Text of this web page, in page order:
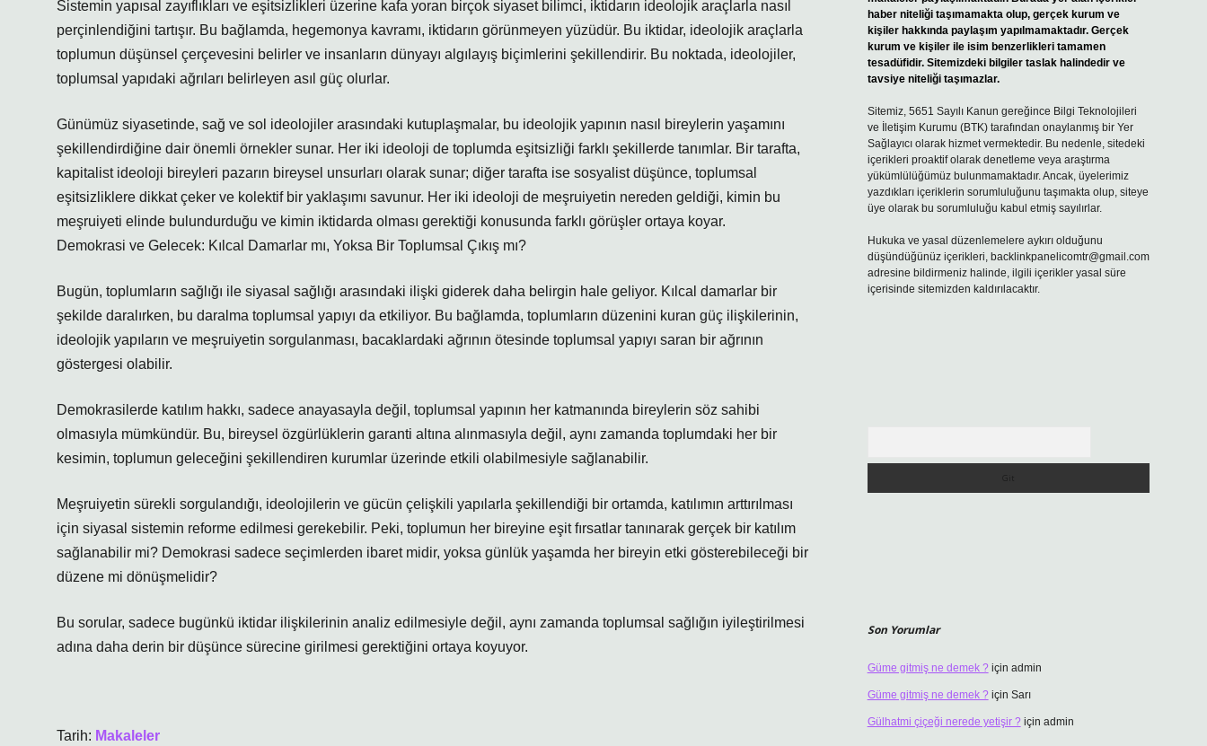
Sistemin yapısal zayıflıkları ve eşitsizlikleri üzerine kafa yoran birçok siyaset bilimci, iktidarın ideolojik araçlarla nasıl
perçinlendiğini tartışır. Bu bağlamda, hegemonya kavramı, iktidarın görünmeyen yüzüdür. Bu iktidar, ideolojik araçlarla
toplumun düşünsel çerçevesini belirler ve insanların dünyayı algılayış biçimlerini şekillendirir. Bu noktada, ideolojiler,
toplumsal yapıdaki ağrıları belirleyen asıl güç olurlar.
Günümüz siyasetinde, sağ ve sol ideolojiler arasındaki kutuplaşmalar, bu ideolojik yapının nasıl bireylerin yaşamını
şekillendirdiğine dair önemli örnekler sunar. Her iki ideoloji de toplumda eşitsizliği farklı şekillerde tanımlar. Bir tarafta,
kapitalist ideoloji bireyleri pazarın bireysel unsurları olarak sunar; diğer tarafta ise sosyalist düşünce, toplumsal
eşitsizliklere dikkat çeker ve kolektif bir yaklaşımı savunur. Her iki ideoloji de meşruiyetin nereden geldiği, kimin bu
meşruiyeti elinde bulundurduğu ve kimin iktidarda olması gerektiği konusunda farklı görüşler ortaya koyar.
Demokrasi ve Gelecek: Kılcal Damarlar mı, Yoksa Bir Toplumsal Çıkış mı?
Bugün, toplumların sağlığı ile siyasal sağlığı arasındaki ilişki giderek daha belirgin hale geliyor. Kılcal damarlar bir
şekilde daralırken, bu daralma toplumsal yapıyı da etkiliyor. Bu bağlamda, toplumların düzenini kuran güç ilişkilerinin,
ideolojik yapıların ve meşruiyetin sorgulanması, bacaklardaki ağrının ötesinde toplumsal yapıyı saran bir ağrının
göstergesi olabilir.
Demokrasilerde katılım hakkı, sadece anayasayla değil, toplumsal yapının her katmanında bireylerin söz sahibi
olmasıyla mümkündür. Bu, bireysel özgürlüklerin garanti altına alınmasıyla değil, aynı zamanda toplumdaki her bir
kesimin, toplumun geleceğini şekillendiren kurumlar üzerinde etkili olabilmesiyle sağlanabilir.
Meşruiyetin sürekli sorgulandığı, ideolojilerin ve gücün çelişkili yapılarla şekillendiği bir ortamda, katılımın arttırılması
için siyasal sistemin reforme edilmesi gerekebilir. Peki, toplumun her bireyine eşit fırsatlar tanınarak gerçek bir katılım
sağlanabilir mi? Demokrasi sadece seçimlerden ibaret midir, yoksa günlük yaşamda her bireyin etki gösterebileceği bir
düzene mi dönüşmelidir?
Bu sorular, sadece bugünkü iktidar ilişkilerinin analiz edilmesiyle değil, aynı zamanda toplumsal sağlığın iyileştirilmesi
adına daha derin bir düşünce sürecine girilmesi gerektiğini ortaya koyuyor.
Tarih: Makaleler
haber niteliği taşımamakta olup, gerçek kurum ve
kişiler hakkında paylaşım yapılmamaktadır. Gerçek
kurum ve kişiler ile isim benzerlikleri tamamen
tesadüfidir. Sitemizdeki bilgiler taslak halindedir ve
tavsiye niteliği taşımazlar.
Sitemiz, 5651 Sayılı Kanun gereğince Bilgi Teknolojileri
ve İletişim Kurumu (BTK) tarafından onaylanmış bir Yer
Sağlayıcı olarak hizmet vermektedir. Bu nedenle, sitedeki
içerikleri proaktif olarak denetleme veya araştırma
yükümlülüğümüz bulunmamaktadır. Ancak, üyelerimiz
yazdıkları içeriklerin sorumluluğunu taşımakta olup, siteye
üye olarak bu sorumluluğu kabul etmiş sayılırlar.
Hukuka ve yasal düzenlemelere aykırı olduğunu
düşündüğünüz içerikleri, backlinkpanelicomtr@gmail.com
adresine bildirmeniz halinde, ilgili içerikler yasal süre
içerisinde sitemizden kaldırılacaktır.
Son Yorumlar
Güme gitmiş ne demek ?için admin
Güme gitmiş ne demek ?için Sarı
Gülhatmi çiçeği nerede yetişir ?için admin